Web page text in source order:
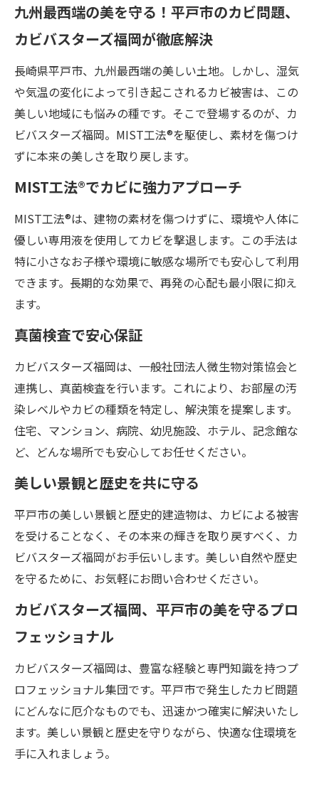
九州最西端の美を守る！平戸市のカビ問題、
カビバスターズ福岡が徹底解決
長崎県平戸市、九州最西端の美しい土地。しかし、湿気
や気温の変化によって引き起こされるカビ被害は、この
美しい地域にも悩みの種です。そこで登場するのが、カ
ビバスターズ福岡。MIST工法®を駆使し、素材を傷つけ
ずに本来の美しさを取り戻します。
MIST工法®でカビに強力アプローチ
MIST工法®は、建物の素材を傷つけずに、環境や人体に
優しい専用液を使用してカビを撃退します。この手法は
特に小さなお子様や環境に敏感な場所でも安心して利用
できます。長期的な効果で、再発の心配も最小限に抑え
ます。
真菌検査で安心保証
カビバスターズ福岡は、一般社団法人微生物対策協会と
連携し、真菌検査を行います。これにより、お部屋の汚
染レベルやカビの種類を特定し、解決策を提案します。
住宅、マンション、病院、幼児施設、ホテル、記念館な
ど、どんな場所でも安心してお任せください。
美しい景観と歴史を共に守る
平戸市の美しい景観と歴史的建造物は、カビによる被害
を受けることなく、その本来の輝きを取り戻すべく、カ
ビバスターズ福岡がお手伝いします。美しい自然や歴史
を守るために、お気軽にお問い合わせください。
カビバスターズ福岡、平戸市の美を守るプロ
フェッショナル
カビバスターズ福岡は、豊富な経験と専門知識を持つプ
ロフェッショナル集団です。平戸市で発生したカビ問題
にどんなに厄介なものでも、迅速かつ確実に解決いたし
ます。美しい景観と歴史を守りながら、快適な住環境を
手に入れましょう。